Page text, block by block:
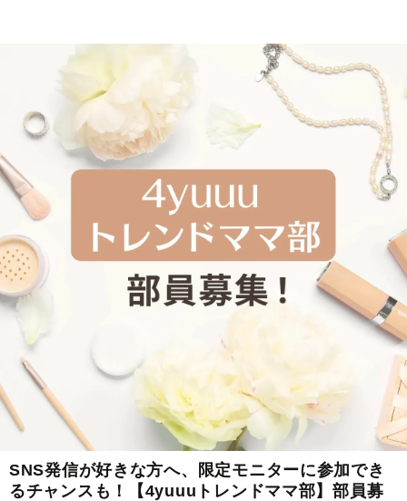
SNS発信が好きな方へ、限定モニターに参加でき
るチャンスも！【4yuuuトレンドママ部】部員募